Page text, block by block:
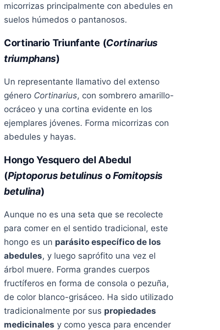
micorrizas principalmente con abedules en
suelos húmedos o pantanosos.
Cortinario Triunfante (Cortinarius
triumphans)
Un representante llamativo del extenso
género Cortinarius, con sombrero amarillo-
ocráceo y una cortina evidente en los
ejemplares jóvenes. Forma micorrizas con
abedules y hayas.
Hongo Yesquero del Abedul
(Piptoporus betulinusoFomitopsis
betulina)
Aunque no es una seta que se recolecte
para comer en el sentido tradicional, este
hongo es un parásito específico de los
abedules, y luego saprófito una vez el
árbol muere. Forma grandes cuerpos
fructíferos en forma de consola o pezuña,
de color blanco-grisáceo. Ha sido utilizado
tradicionalmente por sus propiedades
medicinales y como yesca para encender